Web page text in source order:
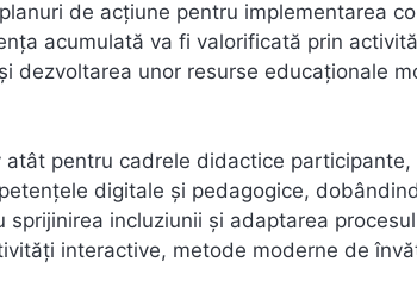
de acțiune pentru implementarea
acumulată va fi valorificată prin
dezvoltarea unor resurse educaționale
pentru cadrele didactice participante,
digitale și pedagogice,
incluziunii și adaptarea
interactive, metode moderne de